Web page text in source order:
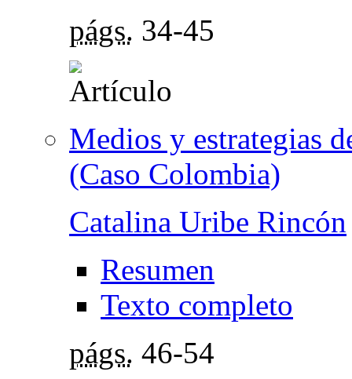
págs. 34-45
Medios y estrategias
(Caso Colombia)
Catalina Uribe Rincón
Resumen
Texto completo
págs. 46-54